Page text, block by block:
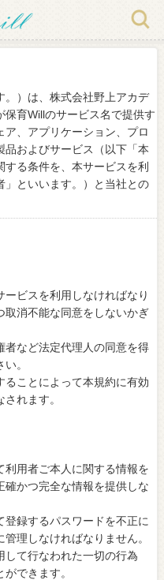
。）は、株式会社野上アカデ
保育Willのサービス名で提供す
、アプリケーション、プロ
品およびサービス（以下「本
る条件を、本サービスを利
」といいます。）と当社との
ビスを利用しなければなり
取消不能な同意をしないかぎ
者など法定代理人の同意を得
。
ことによって本規約に有効
れます。
用者ご本人に関する情報を
確かつ完全な情報を提供しな
録するパスワードを不正に
理しなければなりません。
して行なわれた一切の行為
できます。